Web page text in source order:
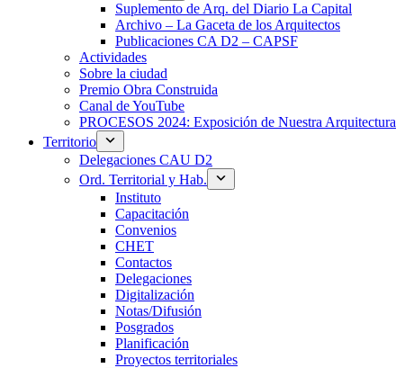
Suplemento de Arq. del Diario La Capital
Archivo – La Gaceta de los Arquitectos
Publicaciones CA D2 – CAPSF
Actividades
Sobre la ciudad
Premio Obra Construida
Canal de YouTube
PROCESOS 2024: Exposición de Nuestra Arquitectura
Territorio
Delegaciones CAU D2
Ord. Territorial y Hab.
Instituto
Capacitación
Convenios
CHET
Contactos
Delegaciones
Digitalización
Notas/Difusión
Posgrados
Planificación
Proyectos territoriales